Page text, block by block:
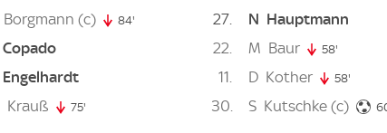
Borgmann (c) 84'
Copado
Engelhardt
Krauß 75'
27
N Hauptmann
22
M Baur 58'
11 D Kother 58'
30 S Kutschke(c)